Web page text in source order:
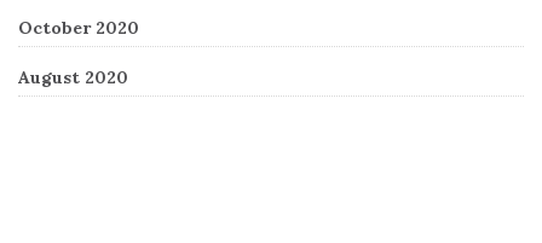
October 2020
August 2020